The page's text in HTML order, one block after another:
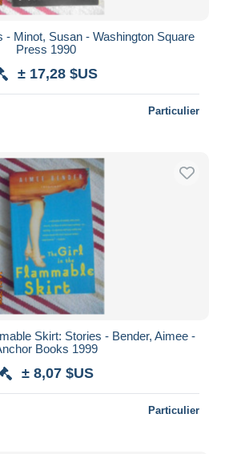
- Minot, Susan - Washington Square
Press 1990
± 17,28 $US
Particulier
Skirt: Stories - Bender, Aimee -
Books 1999
± 8,07 $US
Particulier